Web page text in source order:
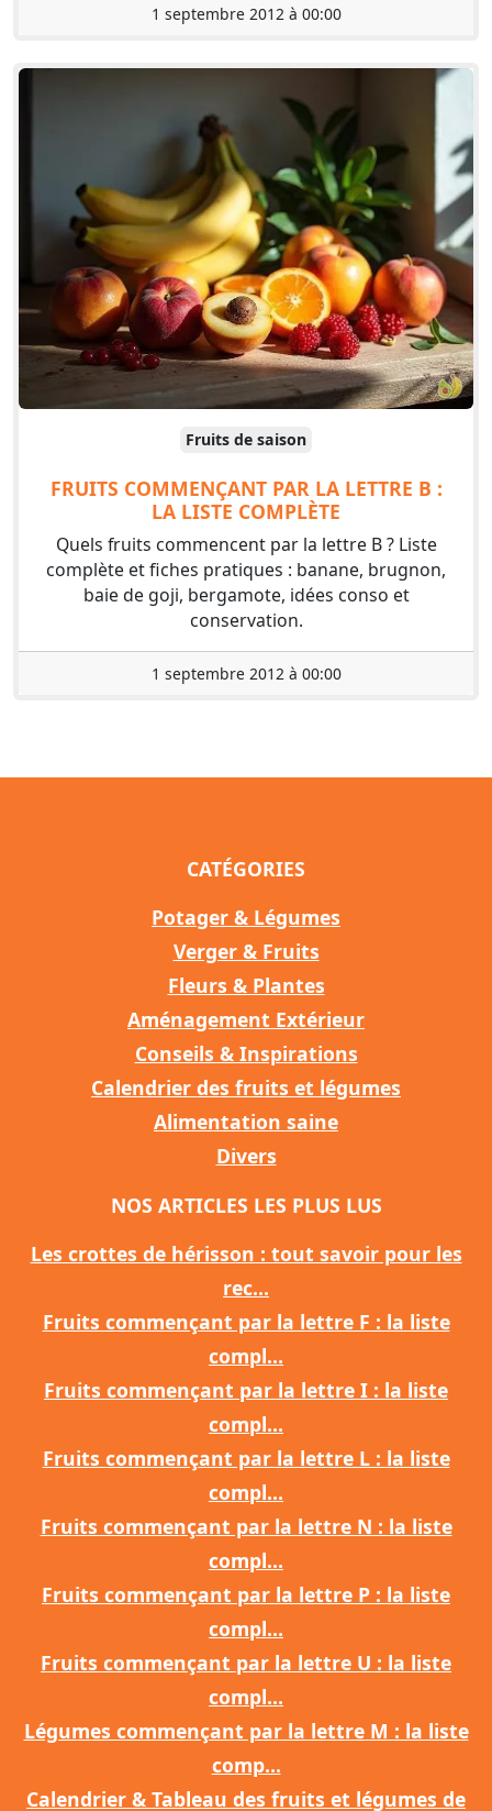
1 septembre 2012 à 00:00
Fruits de saison
FRUITS COMMENÇANT PAR LA LETTRE B :
LA LISTE COMPLÈTE
Quels fruits commencent par la lettre B ? Liste
complète et fiches pratiques : banane, brugnon,
baie de goji, bergamote, idées conso et
conservation.
1 septembre 2012 à 00:00
CATÉGORIES
Potager & Légumes
Verger & Fruits
Fleurs & Plantes
Aménagement Extérieur
Conseils & Inspirations
Calendrier des fruits et légumes
Alimentation saine
Divers
NOS ARTICLES LES PLUS LUS
Les crottes de hérisson : tout savoir pour les
rec...
Fruits commençant par la lettre F : la liste
compl...
Fruits commençant par la lettre I : la liste
compl...
Fruits commençant par la lettre L : la liste
compl...
Fruits commençant par la lettre N : la liste
compl...
Fruits commençant par la lettre P : la liste
compl...
Fruits commençant par la lettre U : la liste
compl...
Légumes commençant par la lettre M : la liste
comp...
Calendrier & Tableau des fruits et légumes de